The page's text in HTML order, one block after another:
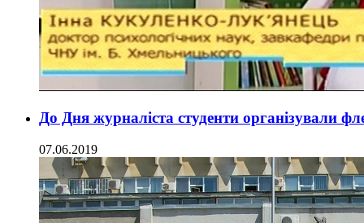
До Дня журналіста студенти організували
07.06.2019